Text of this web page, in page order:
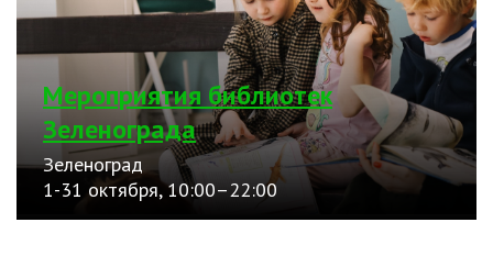
Мероприятия библиотек
Зеленограда
Зеленоград
1-31 октября, 10:00–22:00